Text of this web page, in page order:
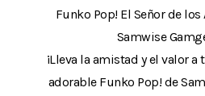
Funko Pop! El Señor de
Samwise
¡Lleva la amistad y el valor
adorable Funko Pop! de